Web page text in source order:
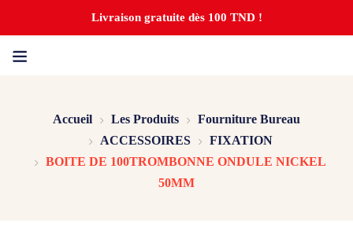
Livraison gratuite dès 100 TND !
Accueil Les Produits
Fourniture Bureau
ACCESSOIRES
FIXATION
BOITE DE 100TROMBONNE ONDULE NICKEL
50MM